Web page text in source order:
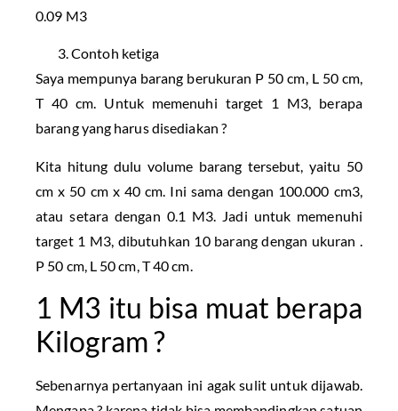
0.09 M3
Contoh ketiga
Saya mempunya barang berukuran P 50 cm, L 50 cm,
T 40 cm. Untuk memenuhi target 1 M3, berapa
barang yang harus disediakan ?
Kita hitung dulu volume barang tersebut, yaitu 50
cm x 50 cm x 40 cm. Ini sama dengan 100.000 cm3,
atau setara dengan 0.1 M3. Jadi untuk memenuhi
target 1 M3, dibutuhkan 10 barang dengan ukuran .
P 50 cm, L 50 cm, T 40 cm.
1 M3 itu bisa muat berapa
Kilogram ?
Sebenarnya pertanyaan ini agak sulit untuk dijawab.